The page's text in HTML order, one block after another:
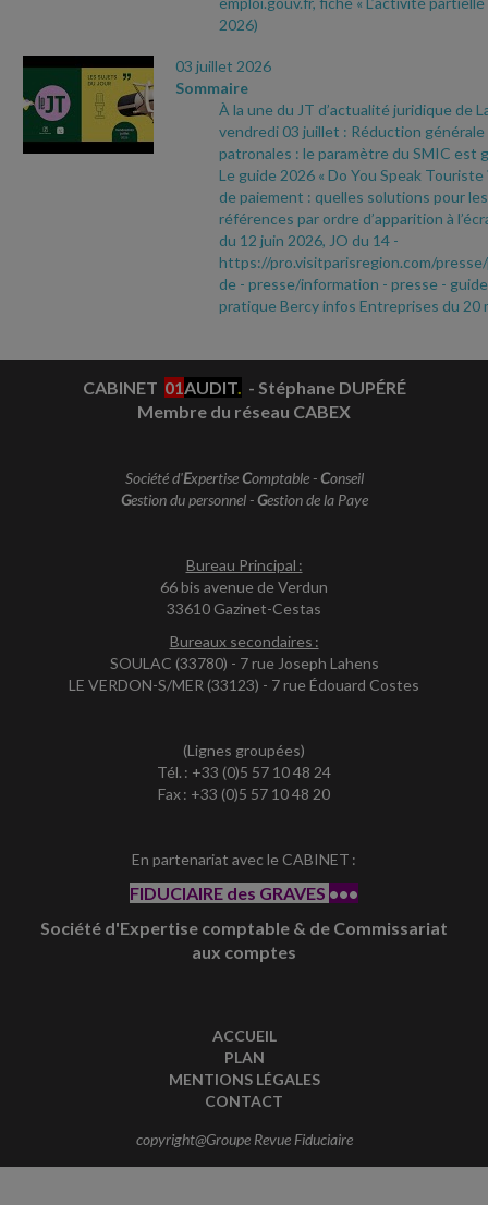
2026)
03 juillet 2026
Sommaire
À la une du JT d’actualité juridique de
vendredi 03 juillet : Réduction
patronales : le paramètre du SMIC est
Le guide 2026 « Do You Speak
de paiement : quelles solutions pour
références par ordre d’apparition à
du 12 juin 2026, JO du 14 -
https://pro.visitparisregion.com/
de - presse/information - presse - guide
pratique Bercy infos Entreprises du 20
CABINET 01 AUDIT. - Stéphane DUPÉRÉ
Membre du réseau CABEX
Société d'ExpertiseComptable -Conseil
Gestion du personnel -Gestion de la Paye
Bureau Principal :
66 bis avenue de Verdun
33610 Gazinet-Cestas
Bureaux secondaires :
SOULAC (33780) - 7 rue Joseph Lahens
LE VERDON-S/MER (33123) - 7 rue Édouard Costes
(Lignes groupées)
Tél. : +33 (0)5 57 10 48 24
Fax : +33 (0)5 57 10 48 20
En partenariat avec le CABINET :
FIDUCIAIRE des GRAVES •••
Société d'Expertise comptable & de Commissariat
aux comptes
ACCUEIL
PLAN
MENTIONS LÉGALES
CONTACT
copyright@Groupe Revue Fiduciaire